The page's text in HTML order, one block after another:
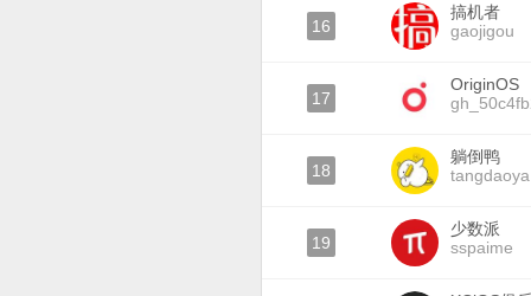
16
搞机者
gaojigou
17
OriginOS
18
躺倒鸭
tangdaoya
19
少数派
sspaime